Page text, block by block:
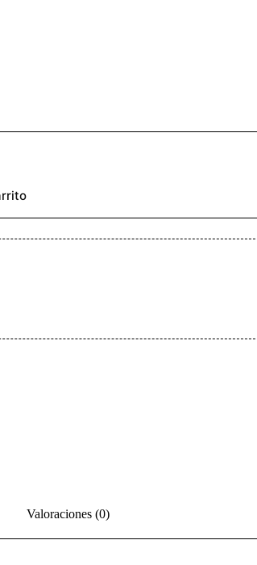
Valoraciones (0)